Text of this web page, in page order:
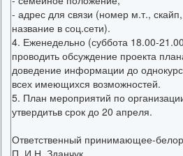
- адрес для связи (номер м.т.,
название в соц.сети).
4. Еженедельно (суббота 18.00-
проводить обсуждение проекта
доведение информации до
всех имеющихся возможностей.
5. План мероприятий по
утвердитьв срок до 20 апреля.
Ответственный принимающее-